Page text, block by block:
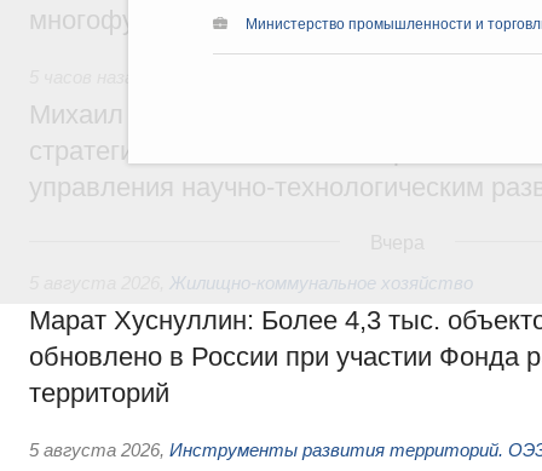
Министерство промышленности и
многофункциональные зоны дорожного
Михаил Мишустин дал поручения по
стратегической сессии о
управления научно-технологическим
Жилищно-коммунальное хозяйство
Марат Хуснуллин: Более 4,3 тыс.
обновлено в России при участии Фонда
территорий
5 августа 2026, Инструменты развития территорий.